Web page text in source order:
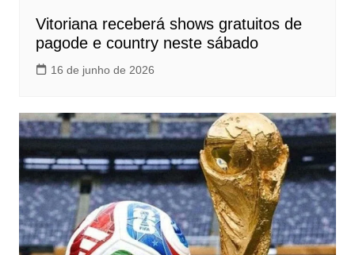
Vitoriana receberá shows gratuitos de
pagode e country neste sábado
16 de junho de 2026